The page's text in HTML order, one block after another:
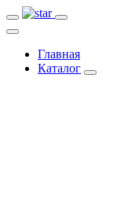
Главная
Каталог